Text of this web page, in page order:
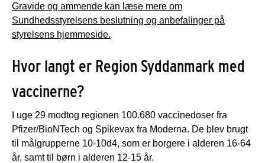
Gravide og ammende kan læse mere om
Sundhedsstyrelsens beslutning og anbefalinger på
styrelsens hjemmeside.
Hvor langt er Region Syddanmark med
vaccinerne?
I uge 29 modtog regionen 100.680 vaccinedoser fra
Pfizer/BioNTech og Spikevax fra Moderna. De blev brugt
til målgrupperne 10-10d4, som er borgere i alderen 16-64
år, samt til børn i alderen 12-15 år.